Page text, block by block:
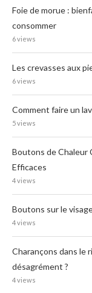
Foie de morue :
consommer
6 views
Les crevasses aux
6 views
Comment faire un
5 views
Boutons de Chaleur
Efficaces
4 views
Boutons sur le
4 views
Charançons dans le
désagrément ?
4 views